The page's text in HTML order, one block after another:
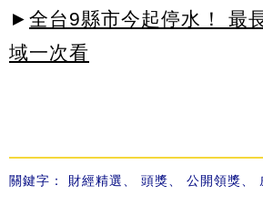
► 全台9縣市今起停水！ 最
域一次看
關鍵字： 財經精選、 頭獎、 公開領獎、